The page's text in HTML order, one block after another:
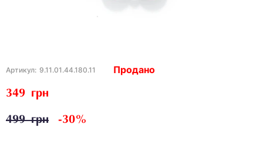
Артикул: 9.11.01.44.180.11
349 грн
499 грн -30%
Продано